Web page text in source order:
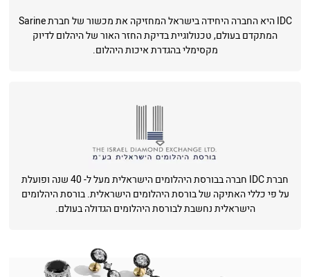
IDC היא החברה היחידה בישראל המחזיקה את מכשור של חברת Sarine
המתקדם בעולם, טכנולוגיית בדיקת החזר האור של היהלום לדיוק
מקסימלי בהגדרת איכות היהלום.
חברת IDC חברה בבורסת היהלומים הישראלית מעל ל- 40 שנה ופועלת
על פי כללי האתיקה של בורסת היהלומים הישראלית. בורסת היהלומים
הישראלית נחשבת לבורסת היהלומים הגדולה בעולם.